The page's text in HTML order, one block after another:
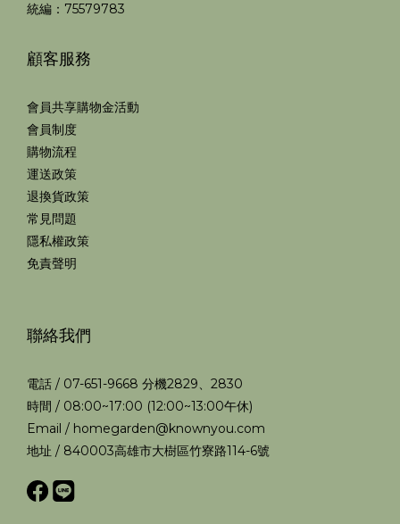
統編：75579783
顧客服務
會員共享購物金活動
會員制度
購物流程
運送政策
退換貨政策
常見問題
隱私權政策
免責聲明
聯絡我們
電話 / 07-651-9668 分機2829、2830
時間 / 08:00~17:00 (12:00~13:00午休)
Email / homegarden@knownyou.com
地址 / 840003高雄市大樹區竹寮路114-6號